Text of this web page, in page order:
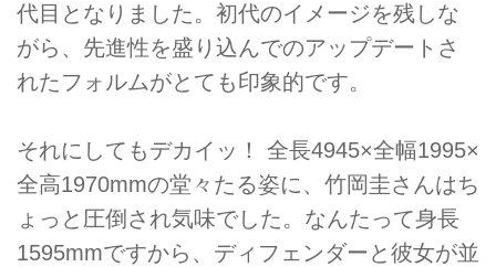
代目となりました。初代のイメージを残しな
がら、先進性を盛り込んでのアップデートさ
れたフォルムがとても印象的です。
それにしてもデカイッ！ 全長4945×全幅1995×
全高1970mmの堂々たる姿に、竹岡圭さんはち
ょっと圧倒され気味でした。なんたって身長
1595mmですから、ディフェンダーと彼女が並